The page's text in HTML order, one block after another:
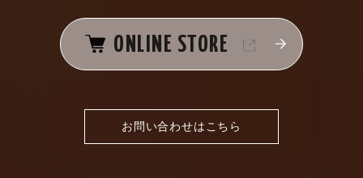
ONLINE STORE
お問い合わせはこちら